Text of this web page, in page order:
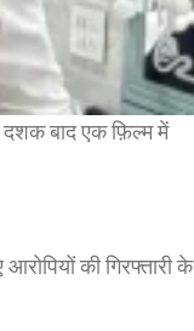
दशक बाद एक फ़िल्म में
की गिरफ्तारी के